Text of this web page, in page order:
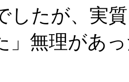
したが、実
」無理があ